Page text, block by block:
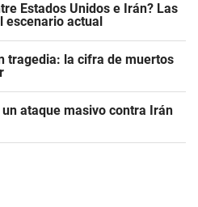
Estados Unidos e Irán? Las
escenario actual
tragedia: la cifra de muertos
ataque masivo contra Irán